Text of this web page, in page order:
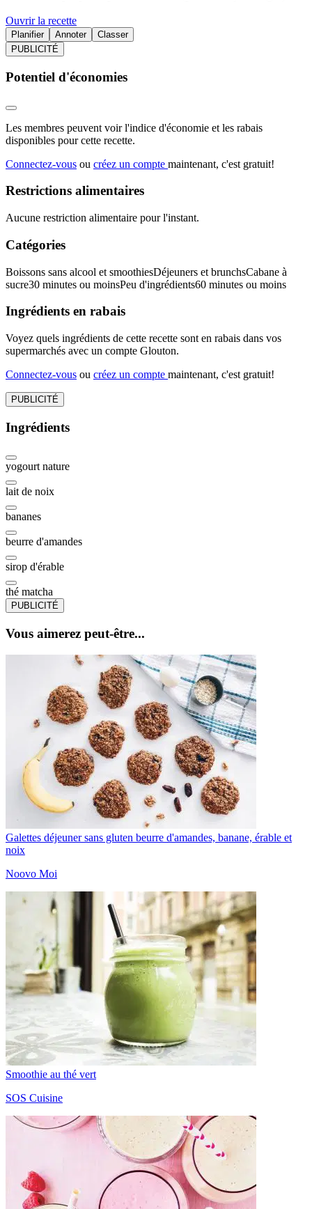
Ouvrir la recette
Planifier Annoter
Classer
PUBLICITÉ
Potentiel d'économies
Les membres peuvent voir l'indice d'économie et les rabais
disponibles pour cette recette.
Connectez-vous ou créez un compte maintenant, c'est gratuit!
Restrictions alimentaires
Aucune restriction alimentaire pour l'instant.
Catégories
Boissons sans alcool et smoothiesDéjeuners et brunchsCabane à
sucre30 minutes ou moinsPeu d'ingrédients60 minutes ou moins
Ingrédients en rabais
Voyez quels ingrédients de cette recette sont en rabais dans vos
supermarchés avec un compte Glouton.
Connectez-vous ou créez un compte maintenant, c'est gratuit!
PUBLICITÉ
Ingrédients
yogourt nature
lait de noix
bananes
beurre d'amandes
sirop d'érable
thé matcha
PUBLICITÉ
Vous aimerez peut-être...
Galettes déjeuner sans gluten beurre d'amandes, banane, érable et
noix
Noovo Moi
Smoothie au thé vert
SOS Cuisine